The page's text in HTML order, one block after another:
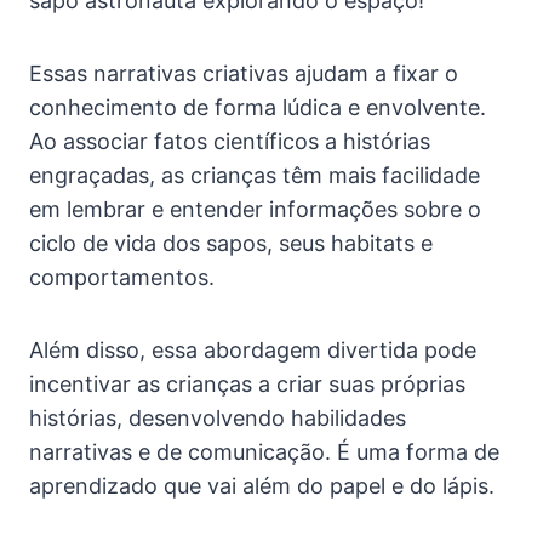
Essas narrativas criativas ajudam a fixar o
conhecimento de forma lúdica e envolvente.
Ao associar fatos científicos a histórias
engraçadas, as crianças têm mais facilidade
em lembrar e entender informações sobre o
ciclo de vida dos sapos, seus habitats e
comportamentos.
Além disso, essa abordagem divertida pode
incentivar as crianças a criar suas próprias
histórias, desenvolvendo habilidades
narrativas e de comunicação. É uma forma de
aprendizado que vai além do papel e do lápis.